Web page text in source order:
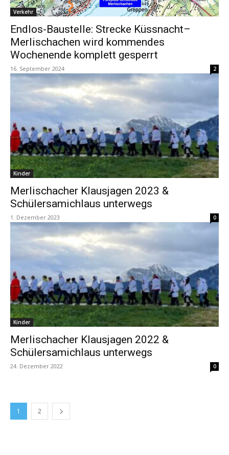
Verkehr
Endlos-Baustelle: Strecke Küssnacht–
Merlischachen wird kommendes
Wochenende komplett gesperrt
16. September 2024 2
Kinder
Merlischacher Klausjagen 2023 &
Schülersamichlaus unterwegs
1. Dezember 2023 0
Kinder
Merlischacher Klausjagen 2022 &
Schülersamichlaus unterwegs
24. Dezember 2022 0
1 2